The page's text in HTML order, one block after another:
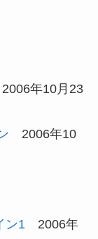
年10月23
2006年10
ン12006年